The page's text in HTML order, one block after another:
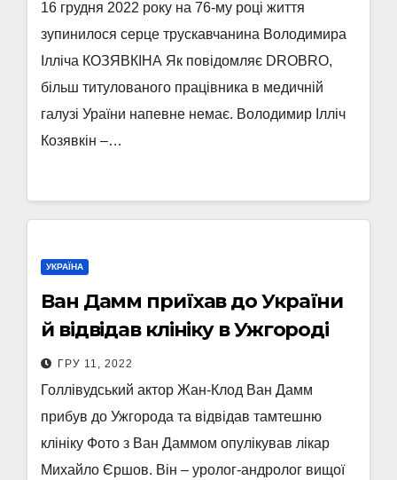
16 грудня 2022 року на 76-му році життя
зупинилося серце трускавчанина Володимира
Ілліча КОЗЯВКІНА Як повідомляє DROBRO,
більш титулованого працівника в медичній
галузі Ураїни напевне немає. Володимир Ілліч
Козявкін –…
УКРАЇНА
Ван Дамм приїхав до України
й відвідав клініку в Ужгороді
ГРУ 11, 2022
Голлівудський актор Жан-Клод Ван Дамм
прибув до Ужгорода та відвідав тамтешню
клініку Фото з Ван Даммом опулікував лікар
Михайло Єршов. Він – уролог-андролог вищої